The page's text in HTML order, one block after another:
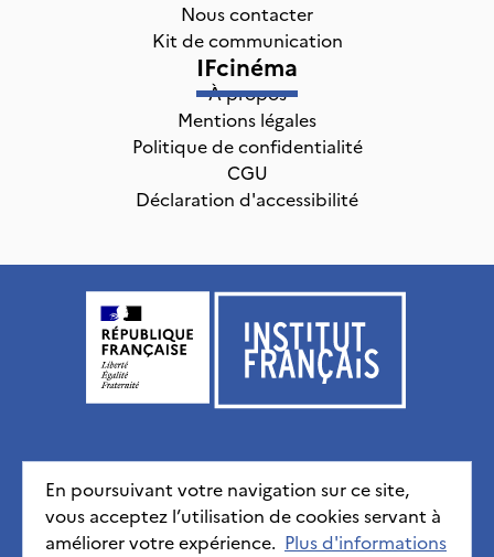
En poursuivant votre navigation sur ce site,
vous acceptez l’utilisation de cookies servant à
améliorer votre expérience. Plus d'informations
Nous contacter
Kit de communication
IFcinéma
À propos
Mentions légales
Politique de confidentialité
CGU
Déclaration d'accessibilité
Institut français, tous droits réservés 2026
Mentions légales Politique de confidentialité
CGU
Déclaration d'accessibilité